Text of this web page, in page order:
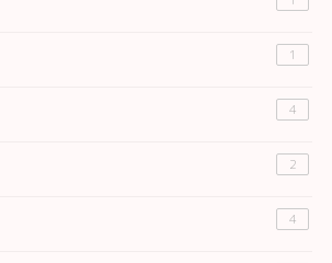
1
4
2
4